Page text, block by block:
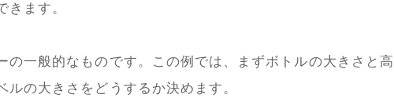
きます。
の一般的なものです。この例では、まずボトルの大きさと高
の大きさをどうするか決めます。